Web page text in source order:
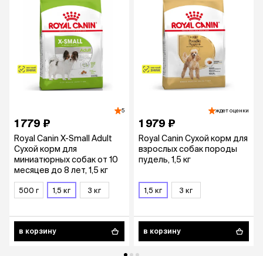
5
1 779 ₽
Royal Canin X-Small Adult
Сухой корм для
миниатюрных собак от 10
месяцев до 8 лет, 1,5 кг
500 г 1,5 кг 3 кг
в корзину
ждет оценки
1 979 ₽
Royal Canin Сухой корм для
взрослых собак породы
пудель, 1,5 кг
1,5 кг 3 кг
в корзину